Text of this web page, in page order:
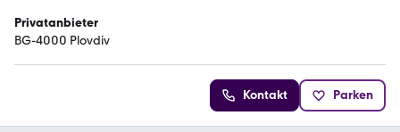
Privatanbieter
BG-4000 Plovdiv
Kontakt Parken